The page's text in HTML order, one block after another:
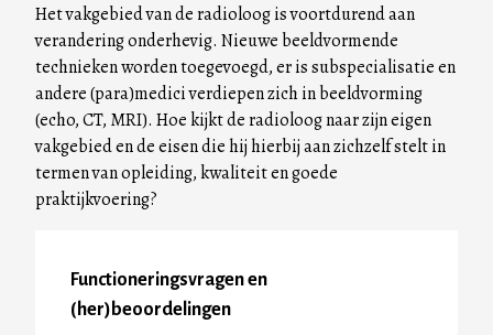
Het vakgebied van de radioloog is voortdurend aan
verandering onderhevig. Nieuwe beeldvormende
technieken worden toegevoegd, er is subspecialisatie en
andere (para)medici verdiepen zich in beeldvorming
(echo, CT, MRI). Hoe kijkt de radioloog naar zijn eigen
vakgebied en de eisen die hij hierbij aan zichzelf stelt in
termen van opleiding, kwaliteit en goede
praktijkvoering?
Functioneringsvragen en
(her)beoordelingen